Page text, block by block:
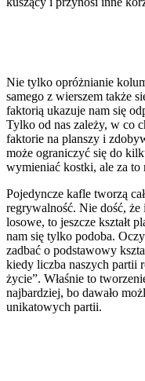
Nie tylko opróżnianie
samego z wierszem także
faktorią ukazuje nam się
Tylko od nas zależy, w co
faktorie na planszy i
może ograniczyć się do
wymieniać kostki, ale za to
Pojedyncze kafle tworzą
regrywalność. Nie dość, że
losowe, to jeszcze kształt
nam się tylko podoba.
zadbać o podstawowy
kiedy liczba naszych partii
życie”. Właśnie to
najbardziej, bo dawało
unikatowych partii.